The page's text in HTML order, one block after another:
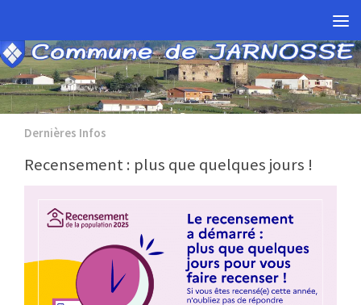
Dernières Infos
Recensement : plus que quelques jours !